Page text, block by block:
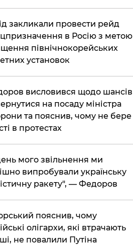
закликали провести рейд
в Росію з метою
північнокорейських
установок
висловився щодо шансів
на посаду міністра
та пояснив, чому не бере
в протестах
мого звільнення ми
випробували українську
ракету", — Федоров
пояснив, чому
олігархи, які втрачають
не повалили Путіна